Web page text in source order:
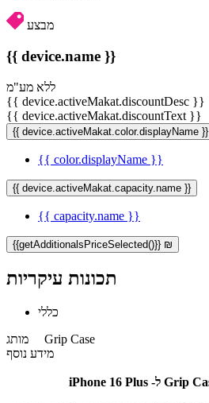
מבצע
{{ device.name }}
ללא מע"מ
{{ device.activeMakat.discountDesc }}
{{ device.activeMakat.discountText }}
{{ device.activeMakat.color.displayName }}
{{ color.displayName }}
{{ device.activeMakat.capacity.name }}
{{ capacity.name }}
{{getAdditionalsPriceSelected()}} ₪
תכונות עיקריות
כללי
מותג Grip Case
מידע נוסף